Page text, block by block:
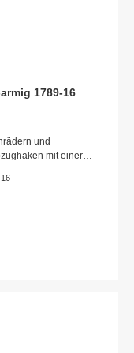
1789-16
und
mit einer